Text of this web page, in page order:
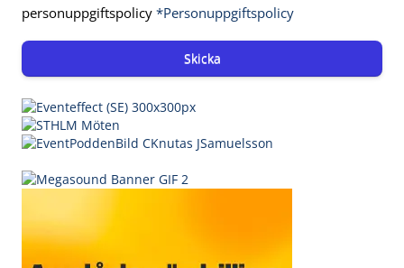
personuppgiftspolicy *Personuppgiftspolicy
Skicka